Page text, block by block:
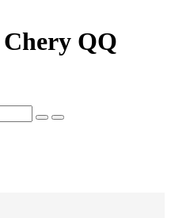
Chery QQ